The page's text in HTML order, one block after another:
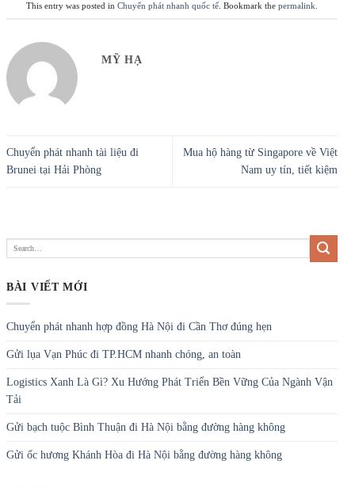
This entry was posted in Chuyển phát nhanh quốc tế . Bookmark the permalink
MỸ HẠ
Chuyển phát nhanh tài liệu đi
Brunei tại Hải Phòng
Mua hộ hàng từ Singapore về Việt
Nam uy tín, tiết kiệm
BÀI VIẾT MỚI
Chuyển phát nhanh hợp đồng Hà Nội đi Cần Thơ đúng hẹn
Gửi lụa Vạn Phúc đi TP.HCM nhanh chóng, an toàn
Logistics Xanh Là Gì? Xu Hướng Phát Triển Bền Vững Của Ngành Vận
Tải
Gửi bạch tuộc Bình Thuận đi Hà Nội bằng đường hàng không
Gửi ốc hương Khánh Hòa đi Hà Nội bằng đường hàng không